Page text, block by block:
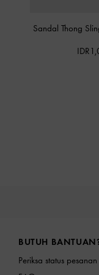
Sandal Thong
BUTUH
Periksa status pesanan